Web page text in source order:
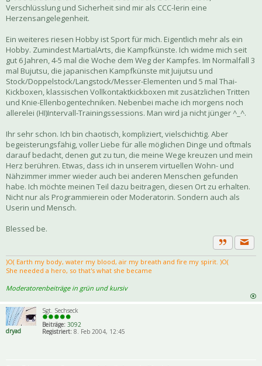
Verschlüsslung und Sicherheit sind mir als CCC-lerin eine
Herzensangelegenheit.
Ein weiteres riesen Hobby ist Sport für mich. Eigentlich mehr als ein
Hobby. Zumindest MartialArts, die Kampfkünste. Ich widme mich seit
gut 6 Jahren, 4-5 mal die Woche dem Weg der Kampfes. Im Normalfall 3
mal Bujutsu, die japanischen Kampfkünste mit Juijutsu und
Stock/Doppelstock/Langstock/Messer-Elementen und 5 mal Thai-
Kickboxen, klassischen Vollkontaktkickboxen mit zusätzlichen Tritten
und Knie-Ellenbogentechniken. Nebenbei mache ich morgens noch
allerelei (HI)Intervall-Trainingssessions. Man wird ja nicht jünger ^_^.
Ihr sehr schon. Ich bin chaotisch, kompliziert, vielschichtig. Aber
begeisterungsfähig, voller Liebe für alle möglichen Dinge und oftmals
darauf bedacht, denen gut zu tun, die meine Wege kreuzen und mein
Herz berühren. Etwas, dass ich in unserem virtuellen Wohn- und
Nähzimmer immer wieder auch bei anderen Menschen gefunden
habe. Ich möchte meinen Teil dazu beitragen, diesen Ort zu erhalten.
Nicht nur als Programmierein oder Moderatorin. Sondern auch als
Userin und Mensch.
Blessed be.
Zitat
)Ο( Earth my body, water my blood, air my breath and fire my spirit. )Ο(
She needed a hero, so that's what she became
Moderatorenbeiträge in grün und kursiv
dryad
Sgt. Sechseck
Beiträge: 3092
Registriert:8. Feb 2004, 12:45